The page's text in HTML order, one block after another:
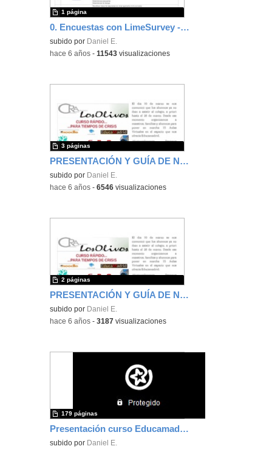
0. Encuestas con LimeSurvey - Guía del Curso
subido por Daniel E.
1 página
-hace 6 años -11543 visualizaciones
PRESENTACIÓN Y GUÍA DE NAVEGACIÓN (Actualización 30 de marzo 2020)
subido por Daniel E.
3 páginas
-hace 6 años -6546 visualizaciones
PRESENTACIÓN Y GUÍA DE NAVEGACIÓN
subido por Daniel E.
2 páginas
-hace 6 años -3187 visualizaciones
Presentación curso Educamadrid 2020
subido por Daniel E.
179 páginas